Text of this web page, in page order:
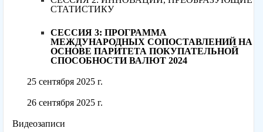
СТАТИСТИКУ
СЕССИЯ 3: ПРОГРАММА
МЕЖДУНАРОДНЫХ СОПОСТАВЛЕНИЙ НА
ОСНОВЕ ПАРИТЕТА ПОКУПАТЕЛЬНОЙ
СПОСОБНОСТИ ВАЛЮТ 2024
25 сентября 2025 г.
26 сентября 2025 г.
Видеозаписи